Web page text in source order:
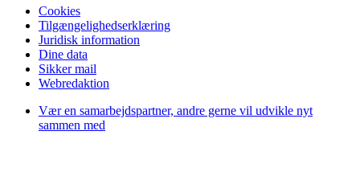
Cookies
Tilgængelighedserklæring
Juridisk information
Dine data
Sikker mail
Webredaktion
Vær en samarbejdspartner, andre gerne vil udvikle nyt
sammen med